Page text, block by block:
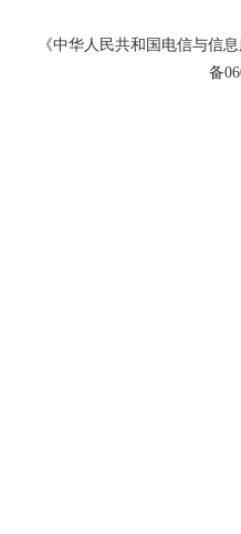
《中华人民共和国电信与信
备